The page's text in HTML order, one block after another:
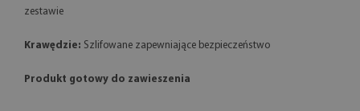
zestawie
Krawędzie: Szlifowane zapewniające bezpieczeństwo
Produkt gotowy do zawieszenia